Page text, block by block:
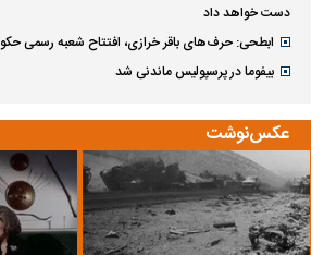
دست خواهد داد
ابطحی: حرف‌های باقر خرازی، افتتاح شعبه رسمی
بیفوما در پرسپولیس ماندنی شد
عکس‌نوشت